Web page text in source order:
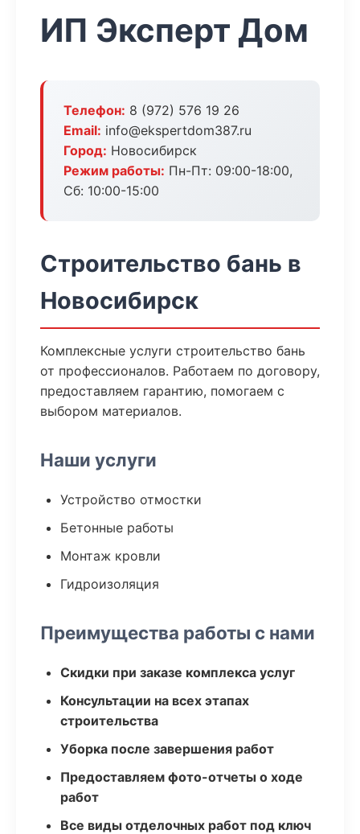
ИП Эксперт Дом
Телефон: 8 (972) 576 19 26
Email: info@ekspertdom387.ru
Город: Новосибирск
Режим работы: Пн-Пт: 09:00-18:00,
Сб: 10:00-15:00
Строительство бань в
Новосибирск
Комплексные услуги строительство бань
от профессионалов. Работаем по договору,
предоставляем гарантию, помогаем с
выбором материалов.
Наши услуги
Устройство отмостки
Бетонные работы
Монтаж кровли
Гидроизоляция
Преимущества работы с нами
Скидки при заказе комплекса услуг
Консультации на всех этапах
строительства
Уборка после завершения работ
Предоставляем фото-отчеты о ходе
работ
Все виды отделочных работ под ключ